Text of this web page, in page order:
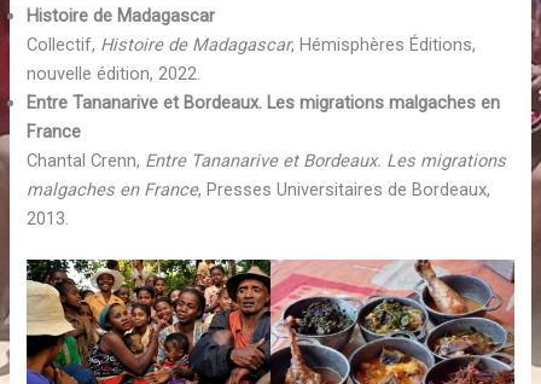
Histoire de Madagascar
Collectif, Histoire de Madagascar, Hémisphères Éditions,
nouvelle édition, 2022.
Entre Tananarive et Bordeaux. Les migrations malgaches en
France
Chantal Crenn, Entre Tananarive et Bordeaux. Les migrations
malgaches en France, Presses Universitaires de Bordeaux,
2013.